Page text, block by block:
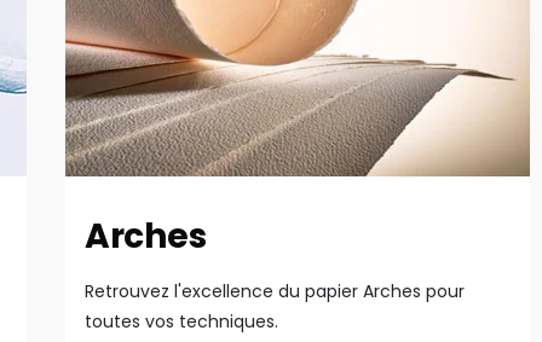
Arches
Retrouvez l'excellence du papier Arches pour
toutes vos techniques.